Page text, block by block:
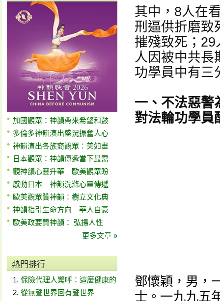
加國觀眾：神韻帶來希望和鼓
多倫多神韻演出盛況振奮人心
神韻演出各族裔觀眾：美如畫
日本觀眾：神韻傳遞當下最需
觀神韻心靈升華 歐美觀眾盼
感動日本 神韻洗滌心靈傳遞
歐美觀眾贊神韻：樹立文化典
神韻指引生命方向 華人自豪
歐美政要贊神韻： 弘揚人性
更多文章 »
熱門排行
保險代理人驚呼：這麼健康的
從無聲世界回有聲世界
其中，8人在
刑逼供折磨致
摧殘致死；
人因被中共長
功學員中有三
一、不法惡警
對法輪功學員
鄧懷穎，男，
士。一九九五